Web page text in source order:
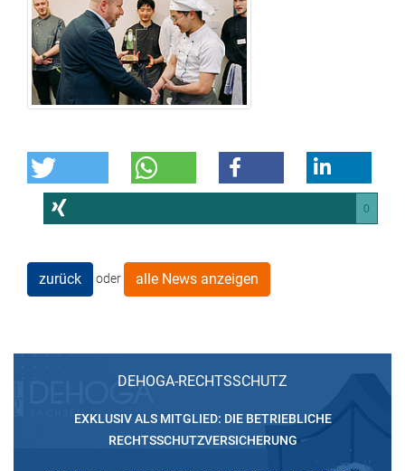
0
zurück oder alle News anzeigen
DEHOGA-RECHTSSCHUTZ
EXKLUSIV ALS MITGLIED: DIE BETRIEBLICHE
RECHTSSCHUTZVERSICHERUNG